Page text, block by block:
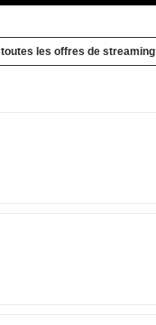
toutes les offres de streaming